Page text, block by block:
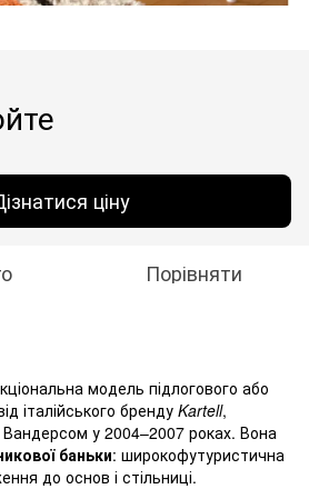
ціну
Порівняти
модель підлогового або
італійського бренду Kartell,
у 2004–2007 роках. Вона
баньки: широкофутуристична
до основ і стільниці.